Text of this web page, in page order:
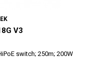
V3
switch; 250m; 200W